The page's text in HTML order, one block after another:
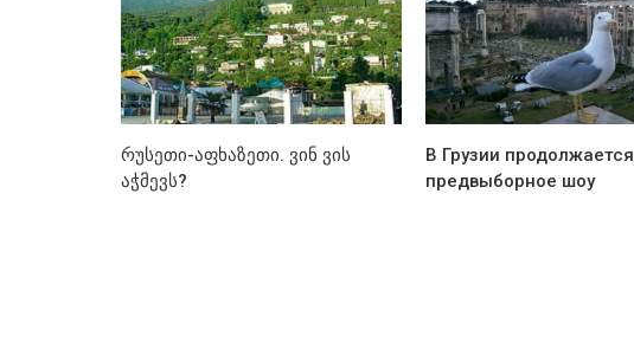
რუსეთი-აფხაზეთი. ვინ ვის
აჭმევს?
В Грузии продолжается
предвыборное шоу